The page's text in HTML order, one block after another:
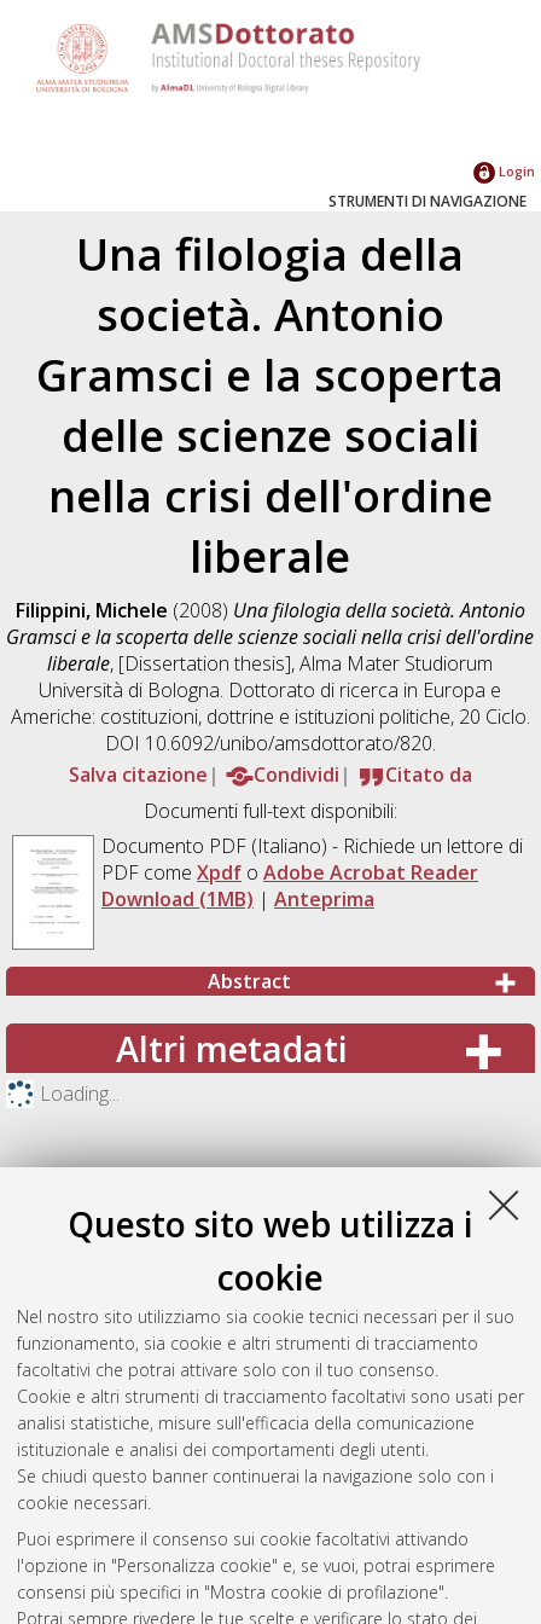
Questo sito web utilizza i
cookie
Nel nostro sito utilizziamo sia cookie tecnici necessari per il suo
funzionamento, sia cookie e altri strumenti di tracciamento
facoltativi che potrai attivare solo con il tuo consenso.
Cookie e altri strumenti di tracciamento facoltativi sono usati per
analisi statistiche, misure sull'efficacia della comunicazione
istituzionale e analisi dei comportamenti degli utenti.
Se chiudi questo banner continuerai la navigazione solo con i
cookie necessari.
Puoi esprimere il consenso sui cookie facoltativi attivando
l'opzione in "Personalizza cookie" e, se vuoi, potrai esprimere
consensi più specifici in "Mostra cookie di profilazione".
Potrai sempre rivedere le tue scelte e verificare lo stato dei
Login
STRUMENTI DI NAVIGAZIONE
Una filologia della
società. Antonio
Gramsci e la scoperta
delle scienze sociali
nella crisi dell'ordine
liberale
Filippini, Michele (2008) Una filologia della società. Antonio
Gramsci e la scoperta delle scienze sociali nella crisi dell'ordine
liberale, [Dissertation thesis], Alma Mater Studiorum
Università di Bologna. Dottorato di ricerca in Europa e
Americhe: costituzioni, dottrine e istituzioni politiche, 20 Ciclo.
DOI 10.6092/unibo/amsdottorato/820.
Salva citazione
Condividi
Citato da
Documenti full-text disponibili:
Documento PDF(Italiano) - Richiede un lettore di
PDF come Xpdfo Adobe Acrobat Reader
Download (1MB) | Anteprima
Abstract
Altri metadati
Loading...
Gestione del documento:
Atom
Rss 1.0
Rss 2.0